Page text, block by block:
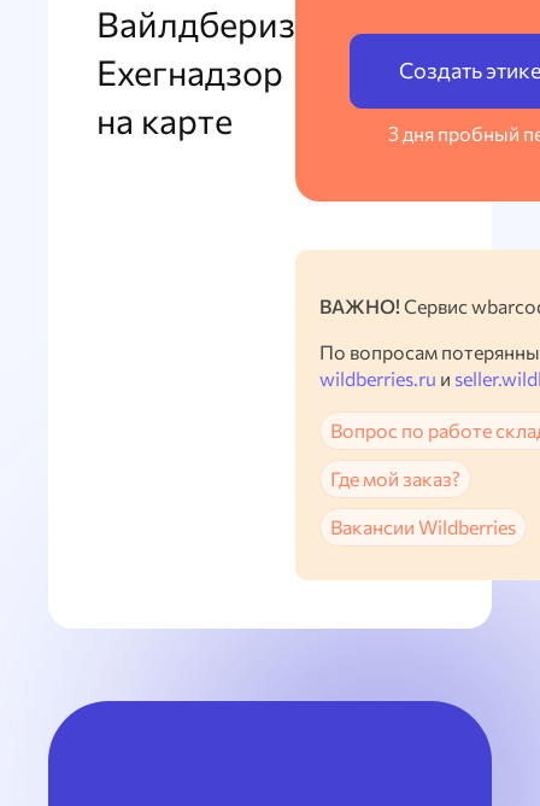
Вайлдбериз
Ехегнадзор
на карте
Создать
3 дня пробный
ВАЖНО! Сервис
По вопросам
wildberries.ru и
Вопрос по работе
Где мой заказ?
Вакансии Wildberries